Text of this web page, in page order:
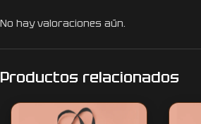
No hay valoraciones aún.
Productos relacionados